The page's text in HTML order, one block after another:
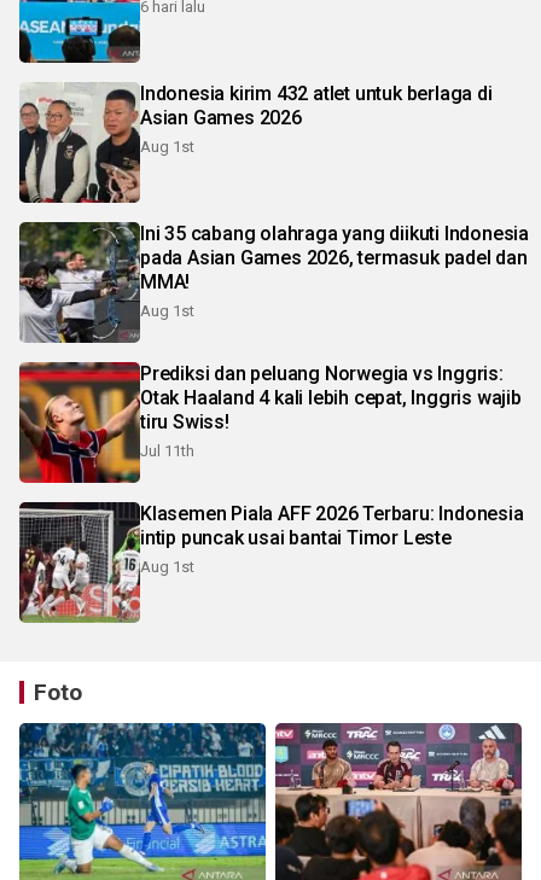
6 hari lalu
Indonesia kirim 432 atlet untuk berlaga di
Asian Games 2026
Aug 1st
Ini 35 cabang olahraga yang diikuti Indonesia
pada Asian Games 2026, termasuk padel dan
MMA!
Aug 1st
Prediksi dan peluang Norwegia vs Inggris:
Otak Haaland 4 kali lebih cepat, Inggris wajib
tiru Swiss!
Jul 11th
Klasemen Piala AFF 2026 Terbaru: Indonesia
intip puncak usai bantai Timor Leste
Aug 1st
Foto